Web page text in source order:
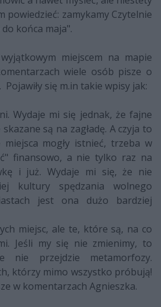
powiedzieć: zamykamy Czytelnie
końca maja".
miejscem na mapie
wiele osób pisze o
się m.in takie wpisy jak:
Wydaje mi się jednak, że fajne
są na zagładę. A czyja to
miejsca mogły istnieć, trzeba w
finansowo, a nie tylko raz na
i już. Wydaje mi się, że nie
kultury spędzania wolnego
jest ona dużo bardziej
miejsc, ale te, które są, na co
Jeśli my się nie zmienimy, to
nie przejdzie metamorfozy.
którzy mimo wszystko próbują!
w komentarzach Agnieszka.